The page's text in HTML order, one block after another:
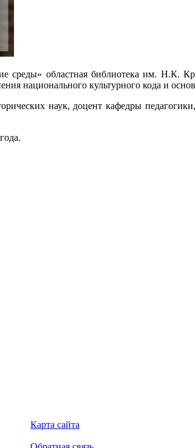
среды» областная библиотека им. Н.К.
национального культурного кода и
наук, доцент кафедры
Карта сайта